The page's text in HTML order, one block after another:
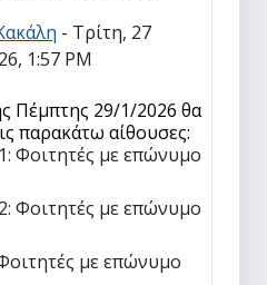
- Τρίτη, 27
1:57 PM
Πέμπτης 29/1/2026 θα
παρακάτω αίθουσες:
Φοιτητές με επώνυμο
Φοιτητές με επώνυμο
με επώνυμο